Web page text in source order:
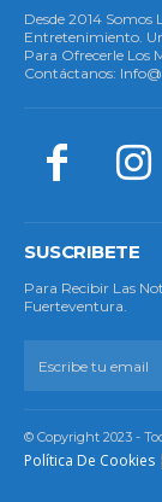
Desde 2014 Somos
Entretenimiento.
Para Ofrecerle Los
Contáctanos:
SUSCRIBETE
Para Recibir Las
Fuerteventura.
© Copyright 2023 -
Política De Cookies